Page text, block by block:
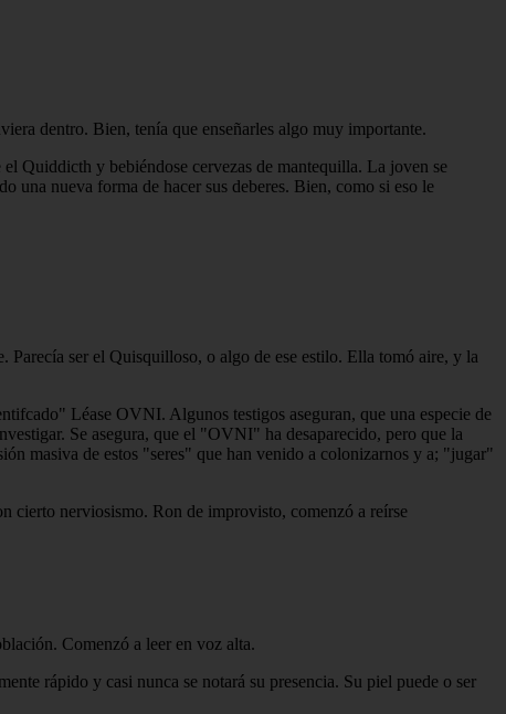
dentro. Bien, tenía que enseñarles algo muy importante.
Quiddicth y bebiéndose cervezas de mantequilla. La joven se
una nueva forma de hacer sus deberes. Bien, como si eso le
ser el Quisquilloso, o algo de ese estilo. Ella tomó aire, y la
Léase OVNI. Algunos testigos aseguran, que una especie de
Se asegura, que el "OVNI" ha desaparecido, pero que la
masiva de estos "seres" que han venido a colonizarnos y a; "jugar"
cierto nerviosismo. Ron de improvisto, comenzó a reírse
Comenzó a leer en voz alta.
rápido y casi nunca se notará su presencia. Su piel puede o ser